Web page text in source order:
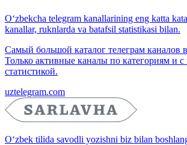
O‘zbekcha telegram kanallarining eng katta
kanallar, ruknlarda va batafsil statistikasi bilan.
Самый большой каталог телеграм каналов
Только активные каналы по категориям и
статистикой.
uztelegram.com
O‘zbek tilida savodli yozishni biz bilan